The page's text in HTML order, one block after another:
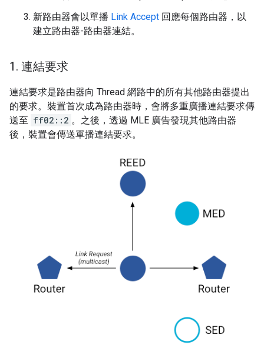
新路由器會以單播 Link Accept 回應每個路由器，以
建立路由器-路由器連結。
1 . 連結要求
連結要求是路由器向 Thread 網路中的所有其他路由器提出
的要求。裝置首次成為路由器時，會將多重廣播連結要求傳
送至 ff02::2 。之後，透過 MLE 廣告發現其他路由器
後，裝置會傳送單播連結要求。